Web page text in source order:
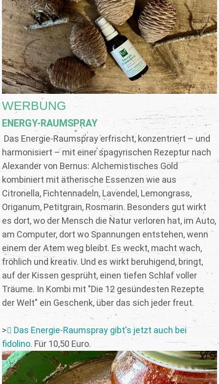
WERBUNG
ENERGY-RAUMSPRAY
Das Energie-Raumspray erfrischt, konzentriert – und
harmonisiert – mit einer spagyrischen Rezeptur nach
Alexander von Bernus: Alchemistisches Gold
kombiniert mit ätherische Essenzen wie aus
Citronella, Fichtennadeln, Lavendel, Lemongrass,
Origanum, Petitgrain, Rosmarin. Besonders gut wirkt
es dort, wo der Mensch die Natur verloren hat, im Auto,
am Computer, dort wo Spannungen entstehen, wenn
einem der Atem weg bleibt. Es weckt, macht wach,
fröhlich und kreativ. Und es wirkt beruhigend, bringt,
auf der Kissen gesprüht, einen tiefen Schlaf voller
Träume. In Kombi mit "Die 12 gesündesten Rezepte
der Welt" ein Geschenk, über das sich jeder freut.
>
Das Energie-Raumspray gibt's jetzt auch bei
fidolino. Für 10,50 Euro.